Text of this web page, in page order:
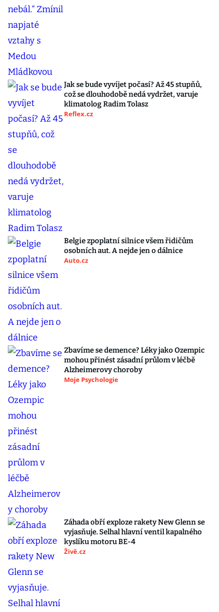
Jak se bude vyvíjet počasí? Až 45 stupňů,
což se dlouhodobě nedá vydržet, varuje
klimatolog Radim Tolasz
Reflex.cz
Belgie zpoplatní silnice všem řidičům
osobních aut. A nejde jen o dálnice
Auto.cz
Zbavíme se demence? Léky jako Ozempic
mohou přinést zásadní průlom v léčbě
Alzheimerovy choroby
Moje Psychologie
Záhada obří exploze rakety New Glenn se
vyjasňuje. Selhal hlavní ventil kapalného
kyslíku motoru BE-4
Živě.cz